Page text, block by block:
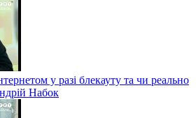
у разі блекауту та чи реально
Набок